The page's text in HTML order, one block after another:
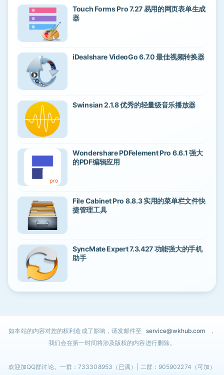
Touch Forms Pro 7.27 易用的网页表单生成
器
iDealshare VideoGo 6.7.0 最佳视频转换器
Swinsian 2.1.8 优秀的轻量级音乐播放器
Wondershare PDFelement Pro 6.6.1 强大
的PDF编辑应用
File Cabinet Pro 8.8.3 实用的菜单栏文件快
捷管理工具
SyncMate Expert 7.3.427 功能强大的手机
助手
如本站的内容对您的权利造成了影响，请发邮件至 service@wkhub.com
，
我们会在第一时间将涉及版权的内容进行删除。
欢迎加QQ群讨论。一群：733308953（已满）| 二群：905902274（可加）